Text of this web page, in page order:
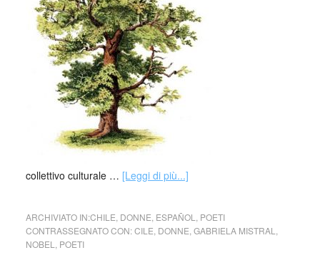
collettivo culturale … [Leggi di più...]
ARCHIVIATO IN:CHILE DONNE ESPAÑOL
POETI
CONTRASSEGNATO CON:CILE DONNE GABRIELA MISTRAL
NOBEL
POETI